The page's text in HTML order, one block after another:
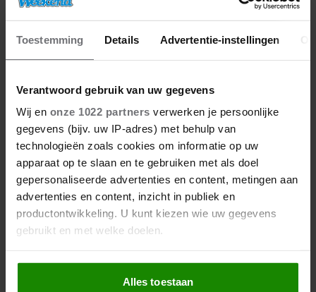
Toestemming Details Advertentie-instellingen
Verantwoord gebruik van uw gegevens
Wij en onze 1022 partners verwerken je persoonlijke
gegevens (bijv. uw IP-adres) met behulp van
technologieën zoals cookies om informatie op uw
apparaat op te slaan en te gebruiken met als doel
gepersonaliseerde advertenties en content, metingen aan
advertenties en content, inzicht in publiek en
productontwikkeling. U kunt kiezen wie uw gegevens
gebruikt en met welke doelen.
Als u het toestaat, willen we ook graag:
Informatie verzamelen over uw geografische
Alles toestaan
11/11/2025
KEES TOL SMOORVERLIEFD! EERSTE
BEELDEN MET ZIJN AMERIKAANSE VRIEND
BUDDY